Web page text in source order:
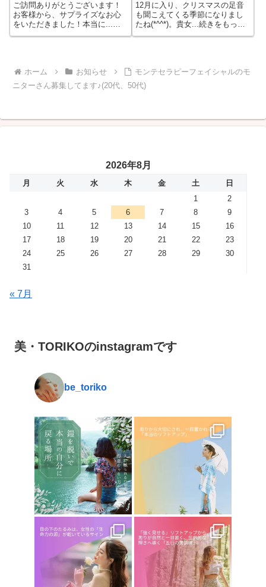
ご訪問ありがとうございます！
お客様から、サプライズなお心
をいただきました！本当に...続
きをもっと見る
12月に入り、クリスマスの足音
も聞こえてくる季節になりまし
たね(*^^*)。貴女...続きをもっと
見る
ホーム お知らせ
モンテセラピーフェイシャルのモ
ニターさん募集してます♪(20代、50代)
2026年8月
月 火 水 木 金 土
日
1
2
3
4 5 6 7 8
9
10
11 12 13 14 15
16
17
18 19 20 21 22
23
24
25 26 27 28 29
30
31
« 7月
美・TORIKOのinstagramです
be_toriko